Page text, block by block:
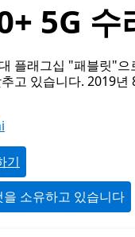
5G 수
플래그십 "패블릿"으
고 있습니다. 2019년
기
을 소유하고 있습니다